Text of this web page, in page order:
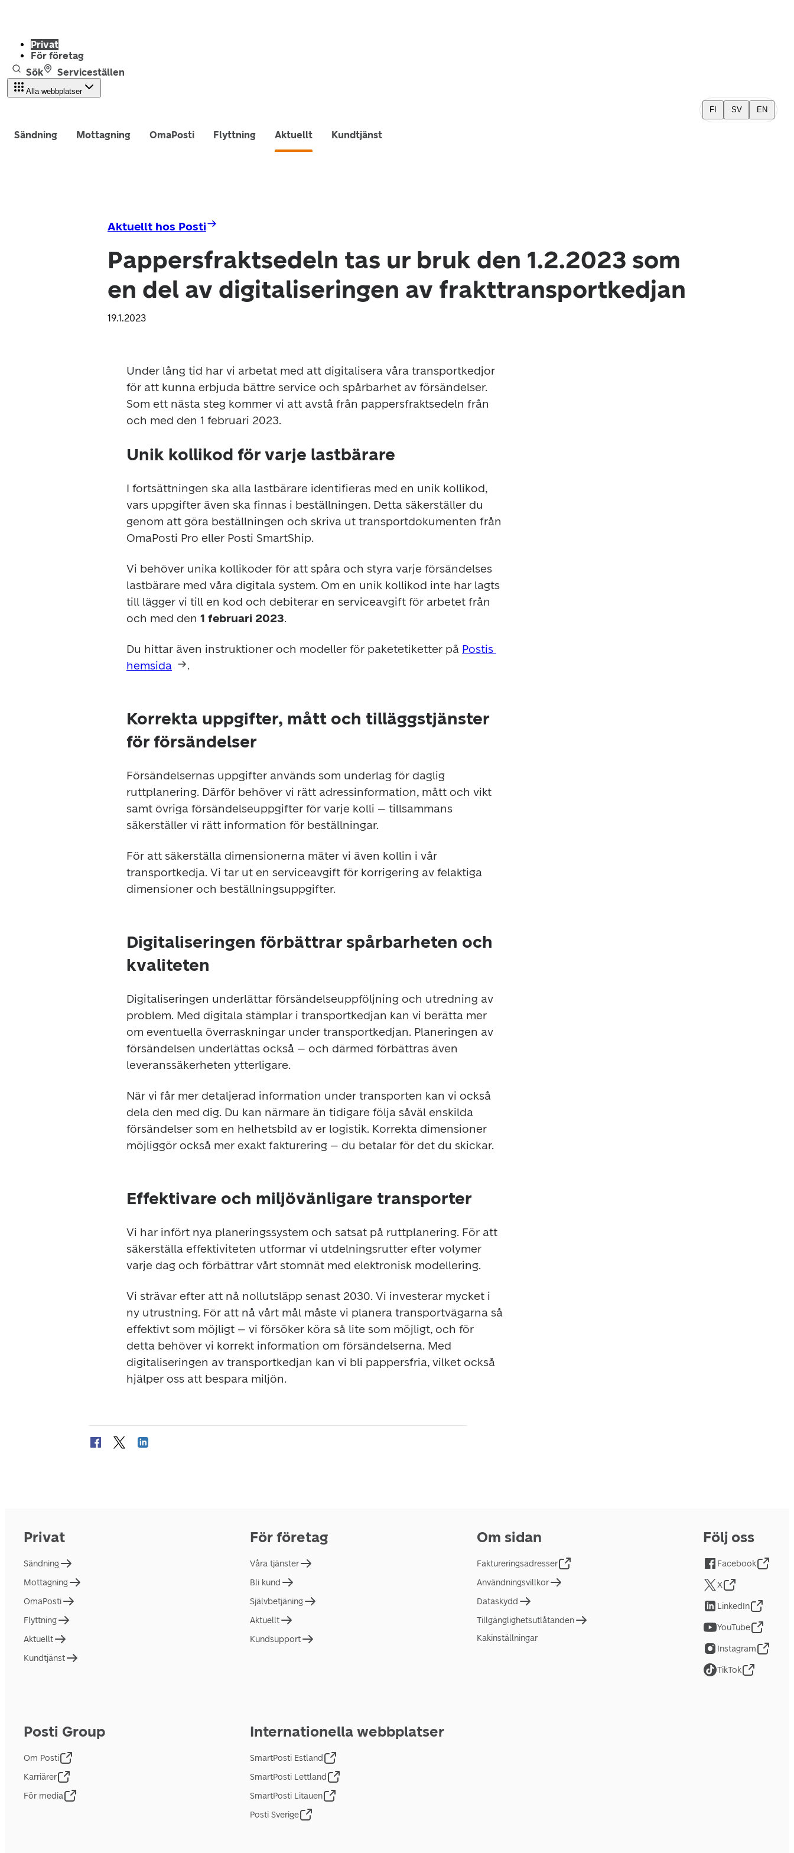
Privat
För företag
Sök
Serviceställen
Alla webbplatser
FI SV EN
Sändning Mottagning OmaPosti Flyttning Aktuellt Kundtjänst
Aktuellt hos Posti
Pappersfraktsedeln tas ur bruk den 1.2.2023 som
en del av digitaliseringen av frakttransportkedjan
19.1.2023
Under lång tid har vi arbetat med att digitalisera våra transportkedjor
för att kunna erbjuda bättre service och spårbarhet av försändelser.
Som ett nästa steg kommer vi att avstå från pappersfraktsedeln från
och med den 1 februari 2023.
Unik kollikod för varje lastbärare
I fortsättningen ska alla lastbärare identifieras med en unik kollikod,
vars uppgifter även ska finnas i beställningen. Detta säkerställer du
genom att göra beställningen och skriva ut transportdokumenten från
OmaPosti Pro eller Posti SmartShip.
Vi behöver unika kollikoder för att spåra och styra varje försändelses
lastbärare med våra digitala system. Om en unik kollikod inte har lagts
till lägger vi till en kod och debiterar en serviceavgift för arbetet från
och med den 1 februari 2023.
Du hittar även instruktioner och modeller för paketetiketter på Postis
hemsida
.
Korrekta uppgifter, mått och tilläggstjänster
för försändelser
Försändelsernas uppgifter används som underlag för daglig
ruttplanering. Därför behöver vi rätt adressinformation, mått och vikt
samt övriga försändelseuppgifter för varje kolli – tillsammans
säkerställer vi rätt information för beställningar.
För att säkerställa dimensionerna mäter vi även kollin i vår
transportkedja. Vi tar ut en serviceavgift för korrigering av felaktiga
dimensioner och beställningsuppgifter.
Digitaliseringen förbättrar spårbarheten och
kvaliteten
Digitaliseringen underlättar försändelseuppföljning och utredning av
problem. Med digitala stämplar i transportkedjan kan vi berätta mer
om eventuella överraskningar under transportkedjan. Planeringen av
försändelsen underlättas också – och därmed förbättras även
leveranssäkerheten ytterligare.
När vi får mer detaljerad information under transporten kan vi också
dela den med dig. Du kan närmare än tidigare följa såväl enskilda
försändelser som en helhetsbild av er logistik. Korrekta dimensioner
möjliggör också mer exakt fakturering – du betalar för det du skickar.
Effektivare och miljövänligare transporter
Vi har infört nya planeringssystem och satsat på ruttplanering. För att
säkerställa effektiviteten utformar vi utdelningsrutter efter volymer
varje dag och förbättrar vårt stomnät med elektronisk modellering.
Vi strävar efter att nå nollutsläpp senast 2030. Vi investerar mycket i
ny utrustning. För att nå vårt mål måste vi planera transportvägarna så
effektivt som möjligt – vi försöker köra så lite som möjligt, och för
detta behöver vi korrekt information om försändelserna. Med
digitaliseringen av transportkedjan kan vi bli pappersfria, vilket också
hjälper oss att bespara miljön.
Privat
Sändning
Mottagning
OmaPosti
Flyttning
Aktuellt
Kundtjänst
För företag
Våra tjänster
Bli kund
Självbetjäning
Aktuellt
Kundsupport
Om sidan
Faktureringsadresser
Användningsvillkor
Dataskydd
Tillgänglighetsutlåtanden
Kakinställningar
Posti Group
Om Posti
Karriärer
För media
Internationella webbplatser
SmartPosti Estland
SmartPosti Lettland
SmartPosti Litauen
Posti Sverige
Följ oss
Facebook
X
LinkedIn
YouTube
Instagram
TikTok